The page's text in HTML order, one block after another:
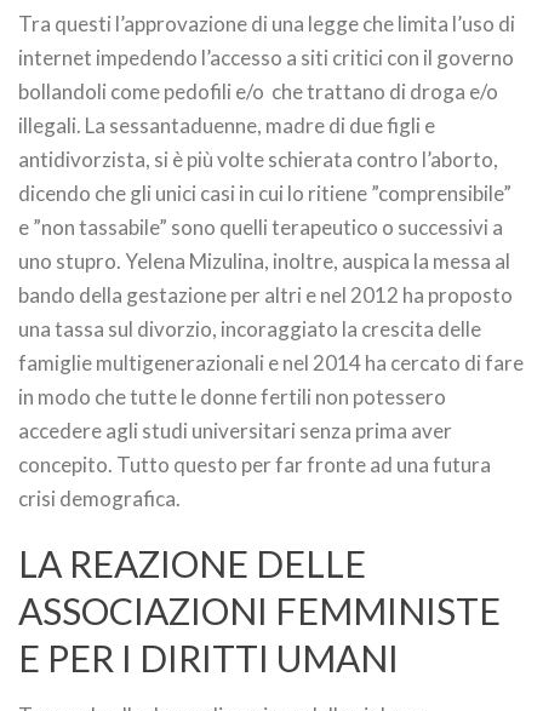
Tra questi l’approvazione di una legge che limita l’uso di
internet impedendo l’accesso a siti critici con il governo
bollandoli come pedofili e/o che trattano di droga e/o
illegali. La sessantaduenne, madre di due figli e
antidivorzista, si è più volte schierata contro l’aborto,
dicendo che gli unici casi in cui lo ritiene ”comprensibile”
e ”non tassabile” sono quelli terapeutico o successivi a
uno stupro. Yelena Mizulina, inoltre, auspica la messa al
bando della gestazione per altri e nel 2012 ha proposto
una tassa sul divorzio, incoraggiato la crescita delle
famiglie multigenerazionali e nel 2014 ha cercato di fare
in modo che tutte le donne fertili non potessero
accedere agli studi universitari senza prima aver
concepito. Tutto questo per far fronte ad una futura
crisi demografica.
LA REAZIONE DELLE
ASSOCIAZIONI FEMMINISTE
E PER I DIRITTI UMANI